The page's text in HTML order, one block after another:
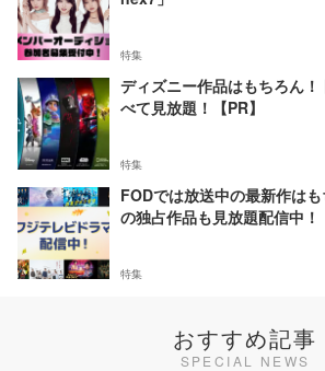
特集
ディズニー作品はもちろん
べて見放題！【PR】
特集
FODでは放送中の最新作は
の独占作品も見放題配信中！
特集
おすすめ記事
SPECIAL NEWS